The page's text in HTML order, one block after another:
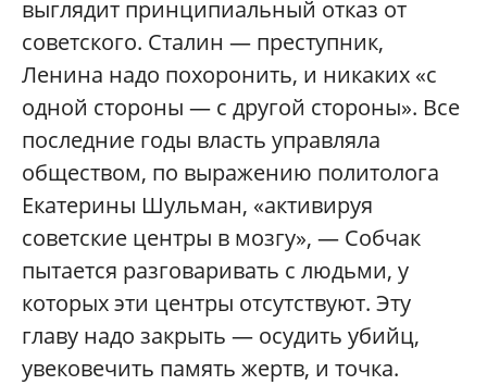
выглядит принципиальный отказ от
советского. Сталин — преступник,
Ленина надо похоронить, и никаких «с
одной стороны — с другой стороны». Все
последние годы власть управляла
обществом, по выражению политолога
Екатерины Шульман, «активируя
советские центры в мозгу», — Собчак
пытается разговаривать с людьми, у
которых эти центры отсутствуют. Эту
главу надо закрыть — осудить убийц,
увековечить память жертв, и точка.